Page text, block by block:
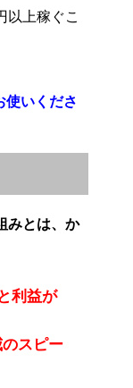
以上稼ぐこ
使いくださ
みとは、か
利益が
スピー